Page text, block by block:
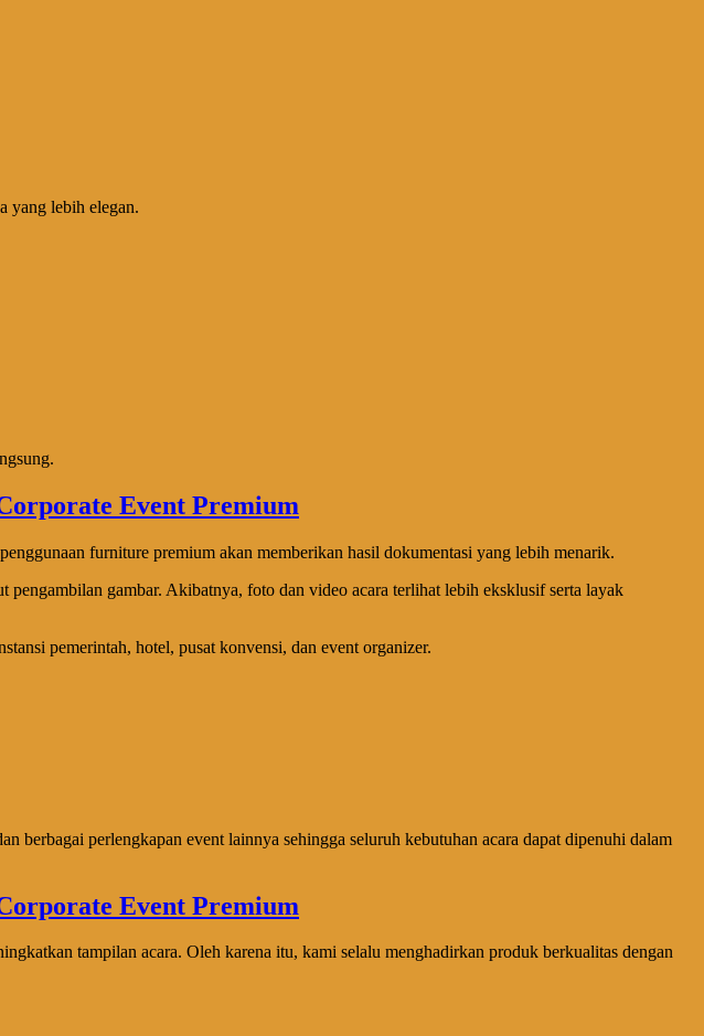
yang lebih elegan.
furniture premium akan memberikan hasil dokumentasi yang lebih menarik.
gambar. Akibatnya, foto dan video acara terlihat lebih eksklusif serta layak
pemerintah, hotel, pusat konvensi, dan event organizer.
perlengkapan event lainnya sehingga seluruh kebutuhan acara dapat dipenuhi dalam
tampilan acara. Oleh karena itu, kami selalu menghadirkan produk berkualitas dengan